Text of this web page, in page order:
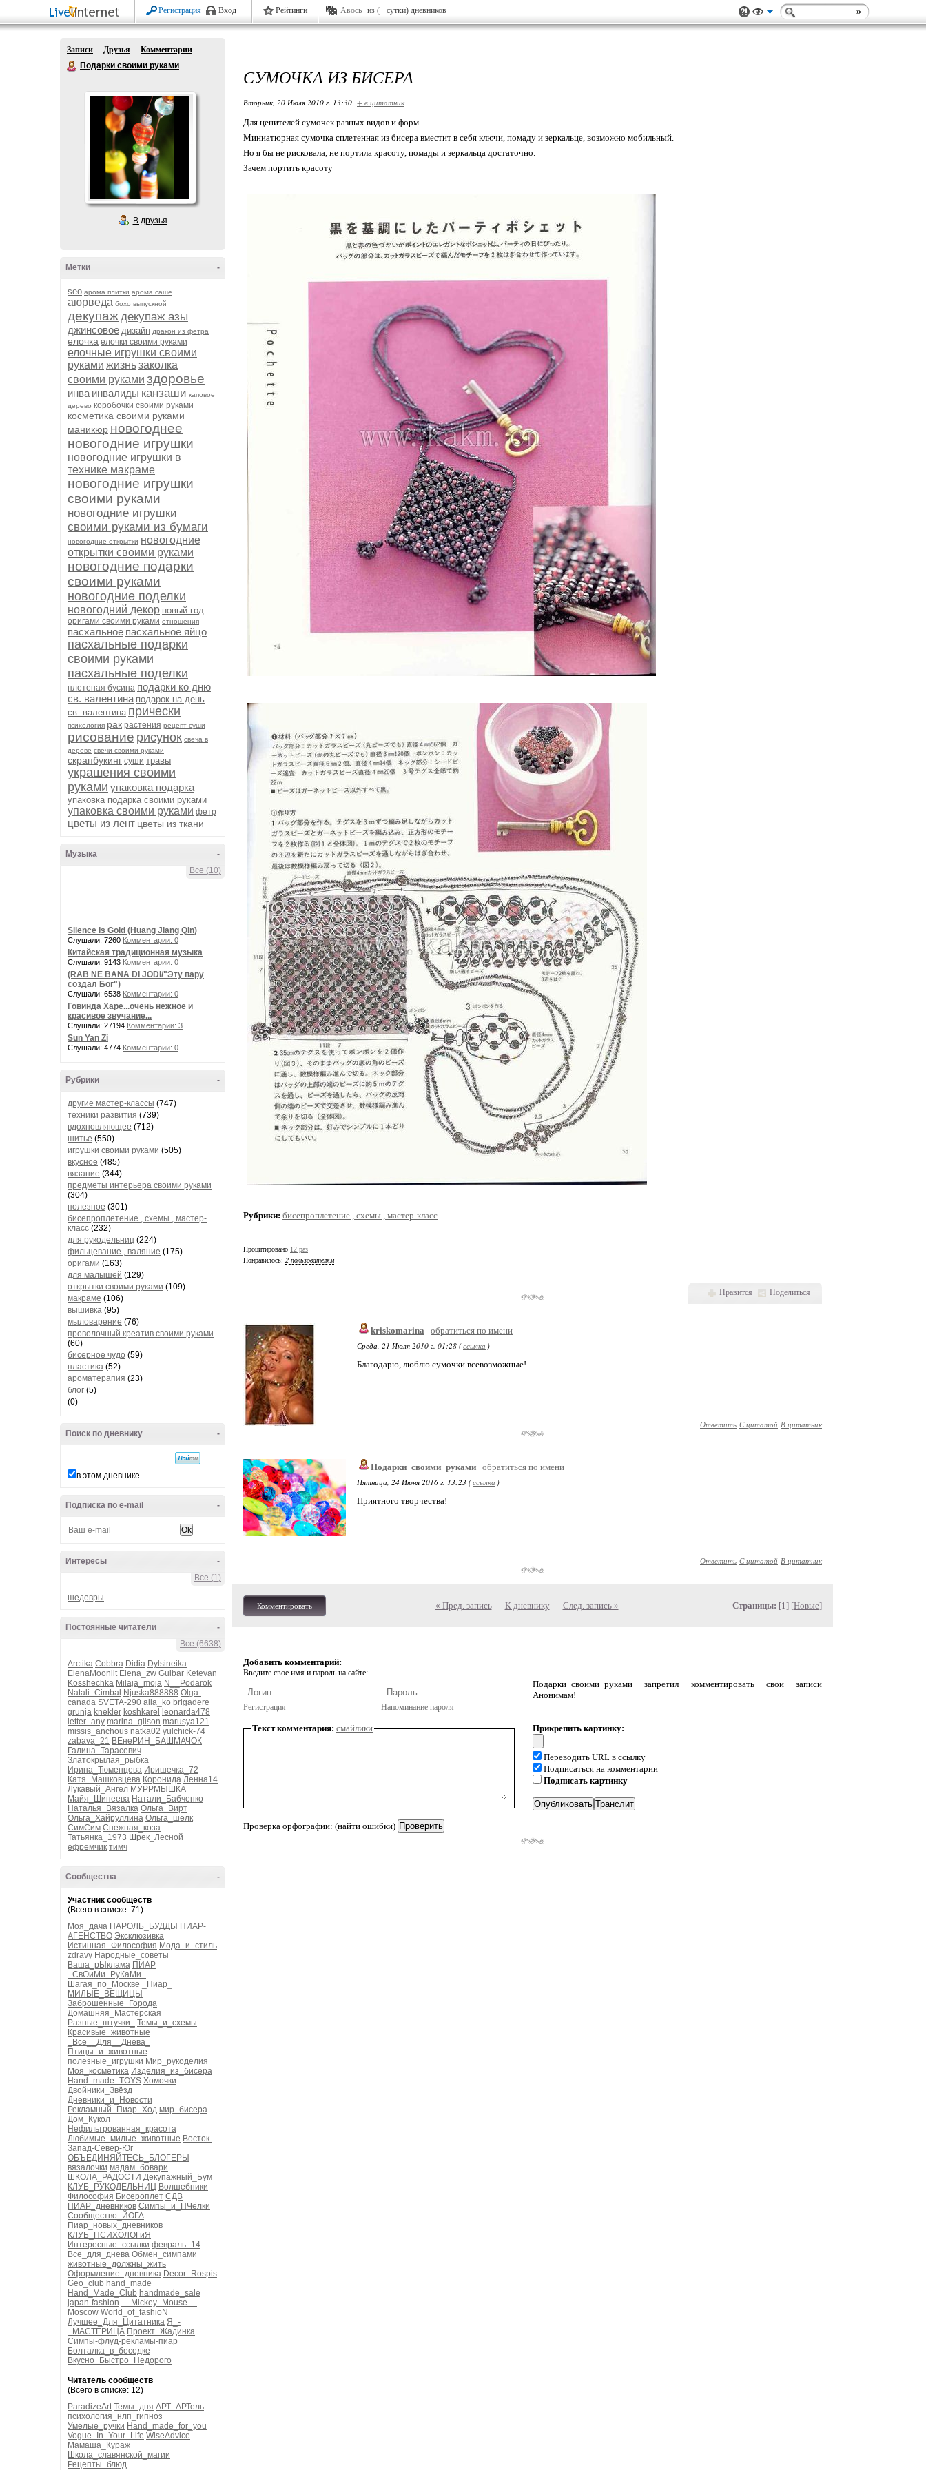
Регистрация Вход Рейтинги Авось из (+ сутки) дневников
Записи Друзья
Комментарии
Подарки своими руками
В друзья
-
Метки
seo арома плитки арома саше
аюрведа бохо выпускной
декупаждекупаж азы
джинсовое дизайн дракон из фетра
елочка елочки своими руками
елочные игрушки своими
руками жизньзаколка
своими руками здоровье
инва инвалиды канзаши каповое
дерево коробочки своими руками
косметика своими руками
маникюр новогоднее
новогодние игрушки
новогодние игрушки в
технике макраме
новогодние игрушки
своими руками
новогодние игрушки
своими руками из бумаги
новогодние открытки новогодние
открытки своими руками
новогодние подарки
своими руками
новогодние поделки
новогодний декор новый год
оригами своими руками отношения
пасхальное пасхальное яйцо
пасхальные подарки
своими руками
пасхальные поделки
плетеная бусина подарки ко дню
св. валентина подарок на день
св. валентина прически
психология рак растения рецепт суши
рисование рисунок свеча в
дереве свечи своими руками
скрапбукинг суши травы
украшения своими
руками упаковка подарка
упаковка подарка своими руками
упаковка своими руками фетр
цветы из лент цветы из ткани
-
Музыка
Все (10)
Silence Is Gold (Huang Jiang Qin)
Слушали: 7260 Комментарии: 0
Китайская традиционная музыка
Слушали: 9143 Комментарии: 0
(RAB NE BANA DI JODI/"Эту пару
создал Бог")
Слушали: 6538 Комментарии: 0
Говинда Харе...очень нежное и
красивое звучание...
Слушали: 27194 Комментарии: 3
Sun Yan Zi
Слушали: 4774 Комментарии: 0
-
Рубрики
другие мастер-классы (747)
техники развития (739)
вдохновляющее (712)
шитье (550)
игрушки своими руками (505)
вкусное (485)
вязание (344)
предметы интерьера своими руками
(304)
полезное (301)
бисепроплетение , схемы , мастер-
класс (232)
для рукодельниц (224)
фильцевание , валяние (175)
оригами (163)
для малышей (129)
открытки своими руками (109)
макраме (106)
вышивка (95)
мыловарение (76)
проволочный креатив своими руками
(60)
бисерное чудо (59)
пластика (52)
ароматерапия (23)
блог (5)
(0)
-
Поиск по дневнику
в этом дневнике
-
Подписка по e-mail
-
Интересы
Все (1)
шедевры
-
Постоянные читатели
Все (6638)
Arctika Cobbra Didia Dylsineika
ElenaMoonlit Elena_zw Gulbar Ketevan
Kosshechka Milaja_moja N__Podarok
Natali_Cimbal Njuska888888 Olga-
canada SVETA-290 alla_ko brigadere
grunja knekler koshkarel
leonarda478
letter_any marina_glison marusya121
missis_anchous natka02 yulchick-74
zabava_21 ВЕнеРИН_БАШМАЧОК
Галина_Тарасевич
Златокрылая_рыбка
Ирина_Тюменцева Иришечка_72
Катя_Машковцева Коронида Ленна14
Лукавый_Ангел МУРРМЫШКА
Майя_Шипеева Натали_Бабченко
Наталья_Вязалка Ольга_Вирт
Ольга_Хайруллина Ольга_шелк
СимСим Снежная_коза
Татьянка_1973 Шрек_Лесной
ефремчик тимч
-
Сообщества
Участник сообществ
(Всего в списке: 71)
Моя_дача ПАРОЛЬ_БУДДЫ ПИАР-
АГЕНСТВО Эксклюзивка
Истинная_Философия Мода_и_стиль
zdravy Народные_советы
Ваша_рЫклама ПИАР
_СвОиМи_РуКаМи_
Шагая_по_Москве
_Пиар_
МИЛЫЕ_ВЕЩИЦЫ
Заброшенные_Города
Домашняя_Мастерская
Разные_штучки_
Темы_и_схемы
Красивые_животные
_Все__Для__Днева_
Птицы_и_животные
полезные_игрушки Мир_рукоделия
Моя_косметика Изделия_из_бисера
Hand_made_TOYS Хомочки
Двойники_Звёзд
Дневники_и_Новости
Рекламный_Пиар_Ход мир_бисера
Дом_Кукол
Нефильтрованная_красота
Любимые_милые_животные Восток-
Запад-Север-Юг
ОБЪЕДИНЯЙТЕСЬ_БЛОГЕРЫ
вязалочки мадам_бовари
ШКОЛА_РАДОСТИ Декупажный_Бум
КЛУБ_РУКОДЕЛЬНИЦ Волшебники
Философия Бисероплет СДВ
ПИАР_дневников Симпы_и_ПЧёлки
Сообщество_ЙОГА
Пиар_новых_дневников
КЛУБ_ПСИХОЛОГиЯ
Интересные_ссылки февраль_14
Все_для_днева Обмен_симпами
животные_должны_жить
Оформление_дневника Decor_Rospis
Geo_club hand_made
Hand_Made_Club handmade_sale
japan-fashion
__Mickey_Mouse__
Moscow World_of_fashioN
Лучшее_Для_Цитатника Я_-
_МАСТЕРИЦА Проект_Жадинка
Симпы-флуд-рекламы-пиар
Болталка_в_беседке
Вкусно_Быстро_Недорого
Читатель сообществ
(Всего в списке: 12)
ParadizeArt Темы_дня АРТ_АРТель
психология_нлп_гипноз
Умелые_ручки Hand_made_for_you
Vogue_In_Your_Life WiseAdvice
Мамаша_Кураж
Школа_славянской_магии
Рецепты_блюд
СУМОЧКА ИЗ БИСЕРА
Вторник, 20 Июля 2010 г. 13:30 + в цитатник
Для ценителей сумочек разных видов и форм.
Миниатюрная сумочка сплетенная из бисера вместит в себя ключи, помаду и зеркальце, возможно мобильный.
Но я бы не рисковала, не портила красоту, помады и зеркальца достаточно.
Зачем портить красоту
Рубрики: бисепроплетение , схемы , мастер-класс
Процитировано 12 раз
Понравилось: 2 пользователям
Нравится Поделиться
kriskomarina
обратиться по имени
Среда, 21 Июля 2010 г. 01:28 (ссылка )
Благодарю, люблю сумочки всевозможные!
Ответить С цитатой В цитатник
Подарки_своими_руками обратиться по имени
Пятница, 24 Июня 2016 г. 13:23 (ссылка )
Приятного творчества!
Ответить С цитатой В цитатник
Комментировать « Пред. запись— К дневнику — След. запись » Страницы: [1] [Новые]
Добавить комментарий:
Введите свое имя и пароль на сайте:
Регистрация Напоминание пароля
Подарки_своими_руками запретил комментировать свои записи
Анонимам!
Текст комментария: смайлики
Проверка орфографии: (найти ошибки)
Прикрепить картинку:
Переводить URL в ссылку
Подписаться на комментарии
Подписать картинку